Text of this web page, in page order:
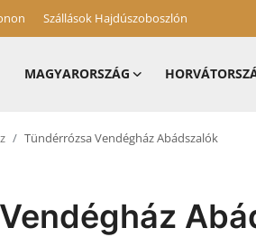
Szállások Hajdúszoboszlón
MAGYARORSZÁG
Tündérrózsa Vendégház Abádszalók